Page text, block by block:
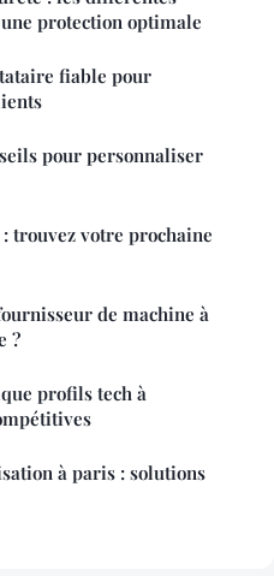
protection optimale
fiable pour
pour personnaliser
trouvez votre prochaine
de machine à
?
profils tech à
à paris : solutions